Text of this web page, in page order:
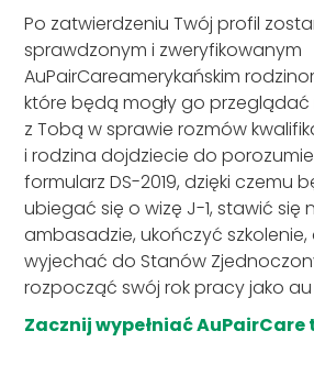
Po zatwierdzeniu Twój profil
sprawdzonym i zweryfikowanym
AuPairCareamerykańskim
które będą mogły go
z Tobą w sprawie rozmów
i rodzina dojdziecie do
formularz DS-2019, dzięki czemu
ubiegać się o wizę J-1, stawić się
ambasadzie, ukończyć
wyjechać do Stanów
rozpocząć swój rok pracy jako au
Zacznij wypełniać